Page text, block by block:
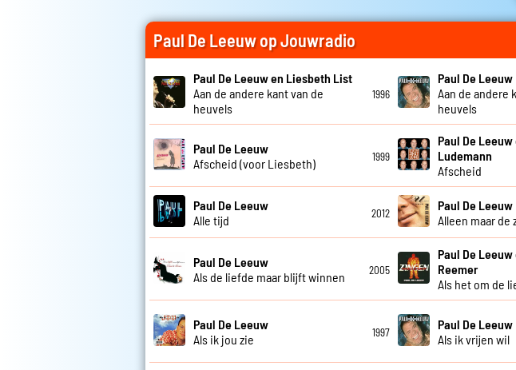
Paul De Leeuw op Jouwradio
Paul De Leeuw en Liesbeth List
Aan de andere kant van de
heuvels
1996
Paul De Leeuw
Aan de andere
heuvels
Paul De Leeuw
Afscheid (voor Liesbeth)
1999
Paul De
Ludemann
Afscheid
Paul De Leeuw
Alle tijd
2012
Paul De Leeuw
Alleen maar de
Paul De Leeuw
Als de liefde maar blijft winnen
2005
Paul De Leeuw
Reemer
Als het om de
Paul De Leeuw
Als ik jou zie
1997
Paul De Leeuw
Als ik vrijen wil